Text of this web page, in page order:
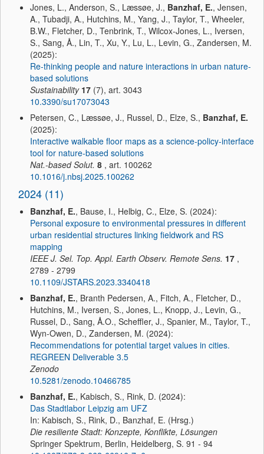
Jones, L., Anderson, S., Læssøe, J., Banzhaf, E., Jensen,
A., Tubadji, A., Hutchins, M., Yang, J., Taylor, T., Wheeler,
B.W., Fletcher, D., Tenbrink, T., Wilcox-Jones, L., Iversen,
S., Sang, Å., Lin, T., Xu, Y., Lu, L., Levin, G., Zandersen, M.
(2025):
Re-thinking people and nature interactions in urban nature-
based solutions
Sustainability 17 (7), art. 3043
10.3390/su17073043
Petersen, C., Læssøe, J., Russel, D., Elze, S., Banzhaf, E.
(2025):
Interactive walkable floor maps as a science-policy-interface
tool for nature-based solutions
Nat.-based Solut. 8 , art. 100262
10.1016/j.nbsj.2025.100262
2024 (11)
Banzhaf, E., Bause, I., Helbig, C., Elze, S. (2024):
Personal exposure to environmental pressures in different
urban residential structures linking fieldwork and RS
mapping
IEEE J. Sel. Top. Appl. Earth Observ. Remote Sens. 17 ,
2789 - 2799
10.1109/JSTARS.2023.3340418
Banzhaf, E., Branth Pedersen, A., Fitch, A., Fletcher, D.,
Hutchins, M., Iversen, S., Jones, L., Knopp, J., Levin, G.,
Russel, D., Sang, Å.O., Scheffler, J., Spanier, M., Taylor, T.,
Wyn-Owen, D., Zandersen, M. (2024):
Recommendations for potential target values in cities.
REGREEN Deliverable 3.5
Zenodo
10.5281/zenodo.10466785
Banzhaf, E., Kabisch, S., Rink, D. (2024):
Das Stadtlabor Leipzig am UFZ
In: Kabisch, S., Rink, D., Banzhaf, E. (Hrsg.)
Die resiliente Stadt: Konzepte, Konflikte, Lösungen
Springer Spektrum, Berlin, Heidelberg, S. 91 - 94